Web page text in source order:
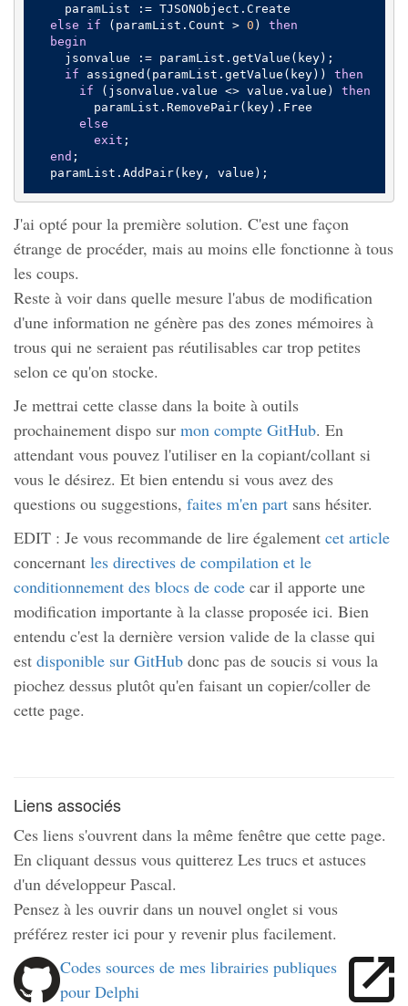
else
if (paramList.Count > 0 ) then
begin
if assigned(paramList.getValue(key)) then
if (jsonvalue.value <> value.value) then
else
exit ;
end ;
J'ai opté pour la première solution. C'est une façon
étrange de procéder, mais au moins elle fonctionne à tous
les coups.
Reste à voir dans quelle mesure l'abus de modification
d'une information ne génère pas des zones mémoires à
trous qui ne seraient pas réutilisables car trop petites
selon ce qu'on stocke.
Je mettrai cette classe dans la boite à outils
prochainement dispo sur mon compte GitHub. En
attendant vous pouvez l'utiliser en la copiant/collant si
vous le désirez. Et bien entendu si vous avez des
questions ou suggestions, faites m'en part sans hésiter.
EDIT : Je vous recommande de lire également cet article
concernant les directives de compilation et le
conditionnement des blocs de code car il apporte une
modification importante à la classe proposée ici. Bien
entendu c'est la dernière version valide de la classe qui
est disponible sur GitHub donc pas de soucis si vous la
piochez dessus plutôt qu'en faisant un copier/coller de
cette page.
Liens associés
Ces liens s'ouvrent dans la même fenêtre que cette page.
En cliquant dessus vous quitterez Les trucs et astuces
d'un développeur Pascal.
Pensez à les ouvrir dans un nouvel onglet si vous
préférez rester ici pour y revenir plus facilement.
Codes sources de mes librairies publiques
pour Delphi